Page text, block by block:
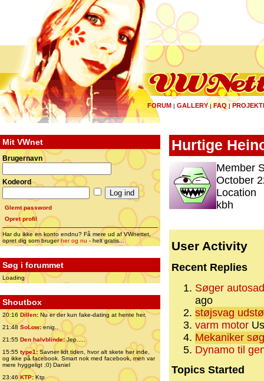
FORUM | GALLERY|FAQ |
Mit VWnet
Brugernavn
Kodeord
Glemt password
Opret profil
Har du ikke en konto endnu? Få mere ud af VWnettet,
opret dig som brugerher og nu - helt gratis...
Søg i forummet
Loading
Shoutbox
20:16 Dillen: Nu er der kun fake-dating at hente her.
21:48 SoLow:enig..
21:55 Den halvblinde:Jep.....
15:55 type1:Savner lidt tiden, hvor alt skete her inde,
og ikke på facebook. Smart nok med facebook, men var
mere hyggeligt ;0) Daniel
23:46 KTP:Ktp
Hurtige
Member
October
Location
kbh
User Activity
Recent Replies
Søger
ago
støjsvag
varm motor
Mekaniker
Dynamo til
Topics Started